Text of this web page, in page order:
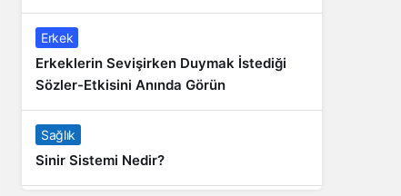
Erkek
Erkeklerin Sevişirken Duymak İstediği
Sözler-Etkisini Anında Görün
Sağlık
Sinir Sistemi Nedir?